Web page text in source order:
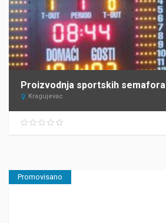
Kragujevac
Promovisano